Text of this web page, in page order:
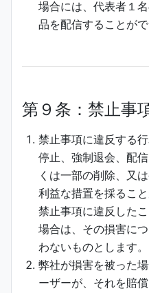
場合には、代表者１
品を配信することが
第９条：禁止事
禁止事項に違反する
停止、強制退会、配
くは一部の削除、又
利益な措置を採るこ
禁止事項に違反した
場合は、その損害に
わないものとします。
弊社が損害を被った
ーザーが、それを賠